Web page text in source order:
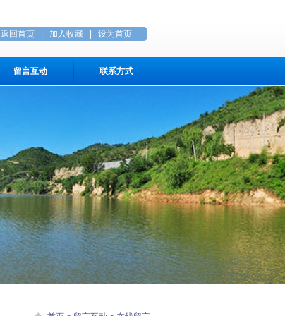
返回首页 加入收藏 设为首页
留言互动 联系方式